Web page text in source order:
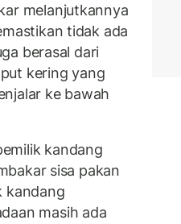
melanjutkannya
tidak ada
berasal dari
kering yang
ke bawah
kandang
sisa pakan
kandang
masih ada